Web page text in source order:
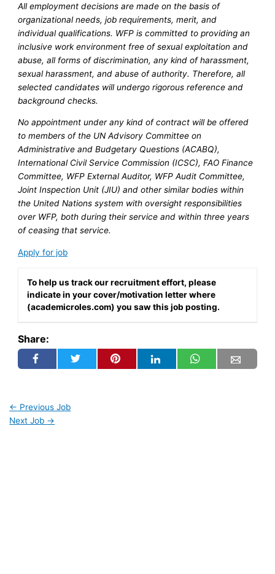
All employment decisions are made on the basis of
organizational needs, job requirements, merit, and
individual qualifications. WFP is committed to providing an
inclusive work environment free of sexual exploitation and
abuse, all forms of discrimination, any kind of harassment,
sexual harassment, and abuse of authority. Therefore, all
selected candidates will undergo rigorous reference and
background checks.
No appointment under any kind of contract will be offered
to members of the UN Advisory Committee on
Administrative and Budgetary Questions (ACABQ),
International Civil Service Commission (ICSC), FAO Finance
Committee, WFP External Auditor, WFP Audit Committee,
Joint Inspection Unit (JIU) and other similar bodies within
the United Nations system with oversight responsibilities
over WFP, both during their service and within three years
of ceasing that service.
Apply for job
To help us track our recruitment effort, please
indicate in your cover/motivation letter where
(academicroles.com) you saw this job posting.
Share:
← Previous Job
Next Job →